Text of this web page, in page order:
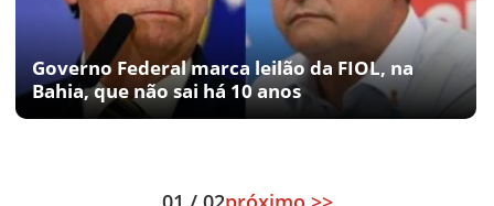
Governo Federal marca leilão da FIOL, na
Bahia, que não sai há 10 anos